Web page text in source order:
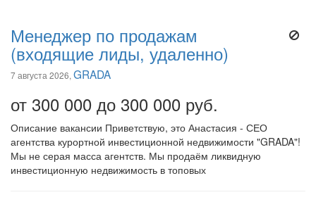
Менеджер по продажам
(входящие лиды, удаленно)
7 августа 2026, GRADA
от 300 000 до 300 000 руб.
Описание вакансии Приветствую, это Анастасия - СЕО
агентства курортной инвестиционной недвижимости "GRADA"!
Мы не серая масса агентств. Мы продаём ликвидную
инвестиционную недвижимость в топовых